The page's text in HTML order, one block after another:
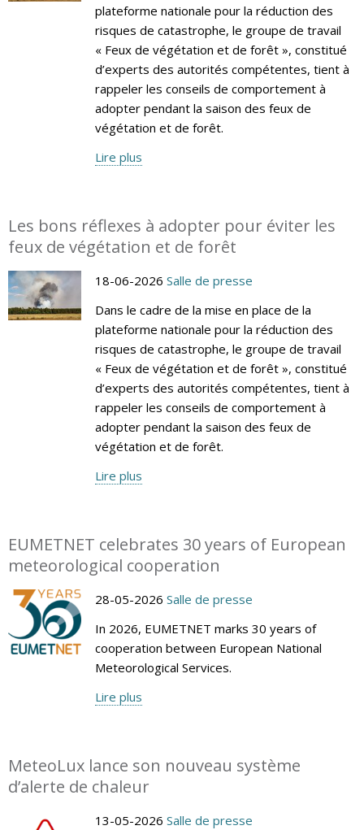
plateforme nationale pour la réduction des
risques de catastrophe, le groupe de travail
« Feux de végétation et de forêt », constitué
d’experts des autorités compétentes, tient à
rappeler les conseils de comportement à
adopter pendant la saison des feux de
végétation et de forêt.
Lire plus
Les bons réflexes à adopter pour éviter les
feux de végétation et de forêt
18-06-2026 Salle de presse
Dans le cadre de la mise en place de la
plateforme nationale pour la réduction des
risques de catastrophe, le groupe de travail
« Feux de végétation et de forêt », constitué
d’experts des autorités compétentes, tient à
rappeler les conseils de comportement à
adopter pendant la saison des feux de
végétation et de forêt.
Lire plus
EUMETNET celebrates 30 years of European
meteorological cooperation
28-05-2026 Salle de presse
In 2026, EUMETNET marks 30 years of
cooperation between European National
Meteorological Services.
Lire plus
MeteoLux lance son nouveau système
d’alerte de chaleur
13-05-2026 Salle de presse